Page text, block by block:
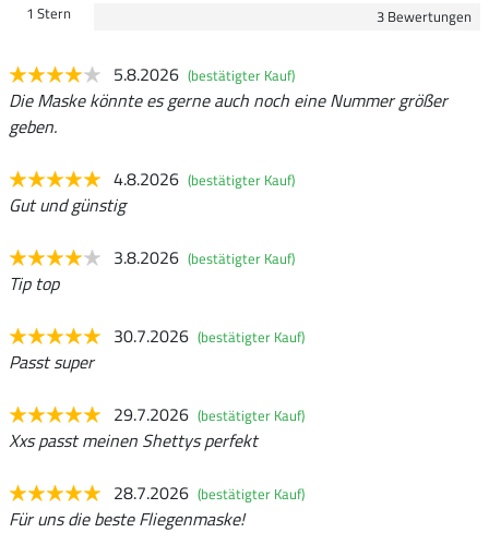
1 Stern
3 Bewertungen
5.8.2026 (bestätigter Kauf)
Die Maske könnte es gerne auch noch eine Nummer größer
geben.
4.8.2026 (bestätigter Kauf)
Gut und günstig
3.8.2026 (bestätigter Kauf)
Tip top
30.7.2026 (bestätigter Kauf)
Passt super
29.7.2026 (bestätigter Kauf)
Xxs passt meinen Shettys perfekt
28.7.2026 (bestätigter Kauf)
Für uns die beste Fliegenmaske!